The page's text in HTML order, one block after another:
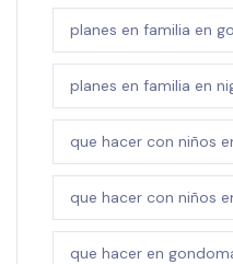
planes en familia en
planes en familia en
que hacer con niños
que hacer con niños
que hacer en